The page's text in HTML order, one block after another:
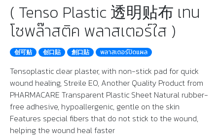
( Tenso Plastic 透明贴布 เทน
โซพล๊าสติค พลาสเตอร์ใส )
创可贴 创口貼 創口貼 พลาสเตอร์ปิดแผล
Tensoplastic clear plaster, with non-stick pad for quick
wound healing, Streile EO, Another Quality Product from
PHARMACARE Transparent Plastic Sheet Natural rubber-
free adhesive, hypoallergenic, gentle on the skin
Features special fibers that do not stick to the wound,
helping the wound heal faster